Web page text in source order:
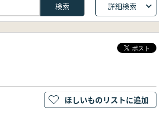
詳細検索
ほしいものリストに追加